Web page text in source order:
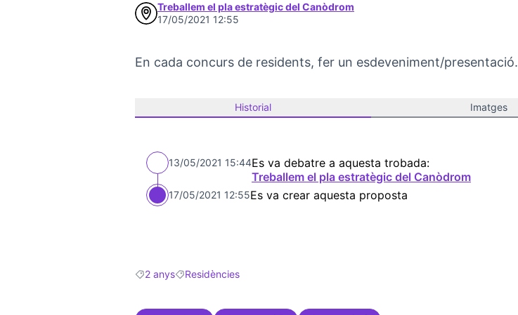
Treballem el pla estratègic del Canòdrom
17/05/2021 12:55
En cada concurs de residents, fer un esdeveniment/presentació.
Historial Imatges
13/05/2021 15:44Es va debatre a aquesta trobada:
Treballem el pla estratègic del Canòdrom
17/05/2021 12:55Es va crear aquesta proposta
Resultats en filtrar per: 2 anys
2 anysResultats en filtrar per: Residències
Residències